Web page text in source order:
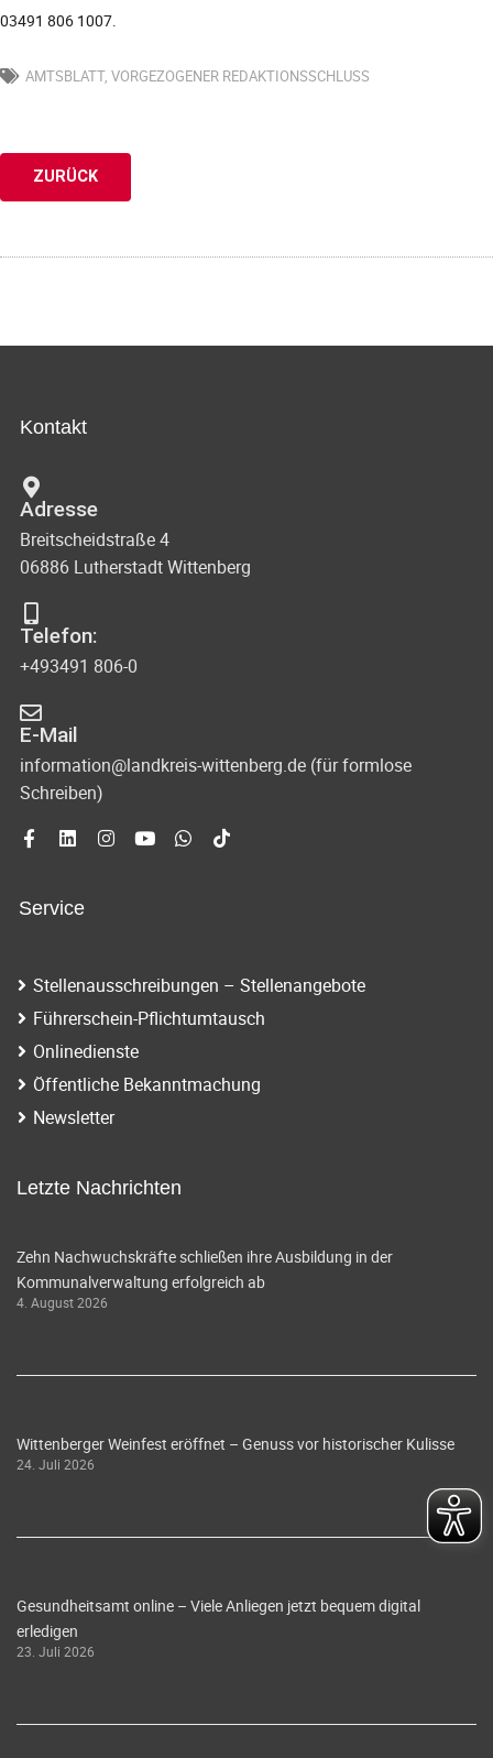
03491 806 1007.
AMTSBLATT, VORGEZOGENER REDAKTIONSSCHLUSS
ZURÜCK
Kontakt
Adresse
Breitscheidstraße 4
06886 Lutherstadt Wittenberg
Telefon:
+493491 806-0
E-Mail
information@landkreis-wittenberg.de (für formlose
Schreiben)
Service
Stellenausschreibungen – Stellenangebote
Führerschein-Pflichtumtausch
Onlinedienste
Öffentliche Bekanntmachung
Newsletter
Letzte Nachrichten
Zehn Nachwuchskräfte schließen ihre Ausbildung in der
Kommunalverwaltung erfolgreich ab
4. August 2026
Wittenberger Weinfest eröffnet – Genuss vor historischer Kulisse
24. Juli 2026
Gesundheitsamt online – Viele Anliegen jetzt bequem digital
erledigen
23. Juli 2026